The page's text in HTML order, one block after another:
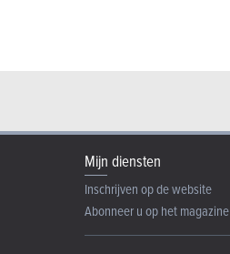
Mijn diensten
Inschrijven op de website
Abonneer u op het magazine